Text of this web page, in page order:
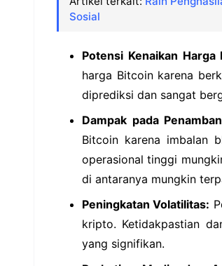
Sosial
Potensi Kenaikan Harga
harga Bitcoin karena
diprediksi dan sangat
Dampak pada
Bitcoin karena imbalan
operasional tinggi
di antaranya mungkin
Peningkatan Volatilitas:
kripto. Ketidakpastian
yang signifikan.